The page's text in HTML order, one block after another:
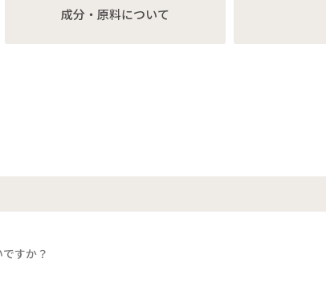
成分・原料について
すか？